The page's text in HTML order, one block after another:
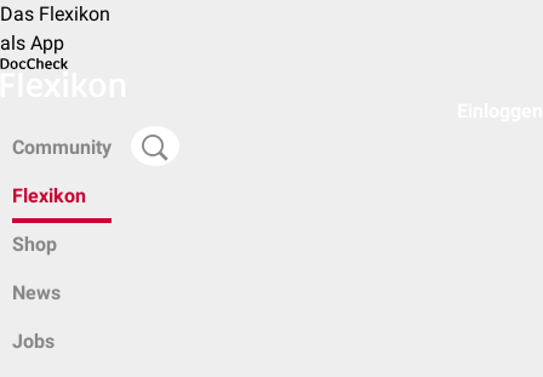
Das Flexikon
als App
Community
Flexikon
Shop
News
Jobs